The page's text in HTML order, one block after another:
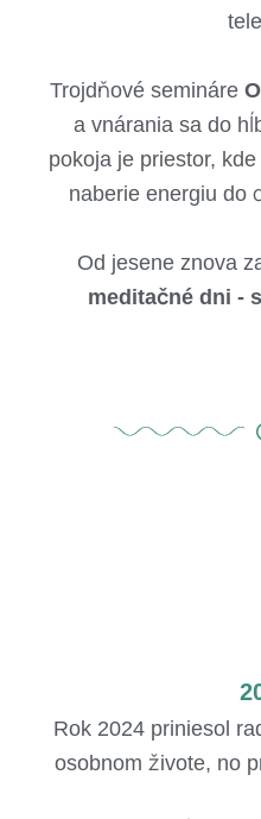
Trojdňové semináre
a vnárania sa do
pokoja je priestor,
naberie energiu do
Od jesene znova
meditačné dni -
Rok 2024 priniesol
osobnom živote, no